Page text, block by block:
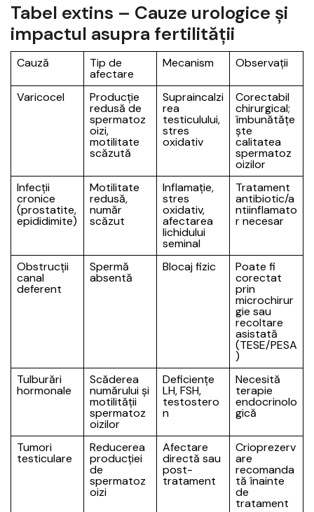
Tabel extins – Cauze urologice și
impactul asupra fertilității
Cauză Tip de
afectare
Mecanism Observații
Varicocel Producție
redusă de
spermatoz
oizi,
motilitate
scăzută
Supraincalzi
rea
testiculului,
stres
oxidativ
Corectabil
chirurgical;
îmbunătățe
ște
calitatea
spermatoz
oizilor
Infecții
cronice
(prostatite,
epididimite)
Motilitate
redusă,
număr
scăzut
Inflamație,
stres
oxidativ,
afectarea
lichidului
seminal
Tratament
antibiotic/a
ntiinflamato
r necesar
Obstrucții
canal
deferent
Spermă
absentă
Blocaj fizic Poate fi
corectat
prin
microchirur
gie sau
recoltare
asistată
(TESE/PESA
)
Tulburări
hormonale
Scăderea
numărului și
motilității
spermatoz
oizilor
Deficiențe
LH, FSH,
testostero
n
Necesită
terapie
endocrinolo
gică
Tumori
testiculare
Reducerea
producției
de
spermatoz
oizi
Afectare
directă sau
post-
tratament
Crioprezerv
are
recomanda
tă înainte
de
tratament